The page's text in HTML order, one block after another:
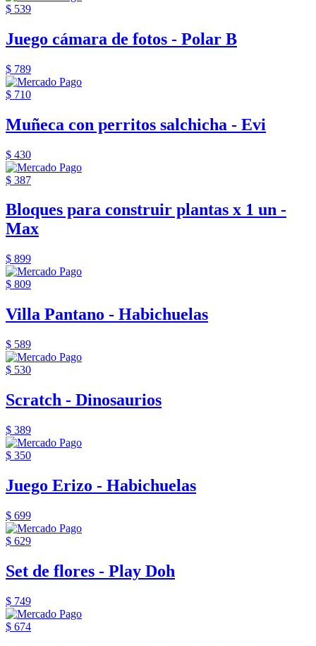
$ 539
Juego cámara de fotos - Polar B
$ 789
$ 710
Muñeca con perritos salchicha - Evi
$ 430
$ 387
Bloques para construir plantas x 1 un -
Max
$ 899
$ 809
Villa Pantano - Habichuelas
$ 589
$ 530
Scratch - Dinosaurios
$ 389
$ 350
Juego Erizo - Habichuelas
$ 699
$ 629
Set de flores - Play Doh
$ 749
$ 674